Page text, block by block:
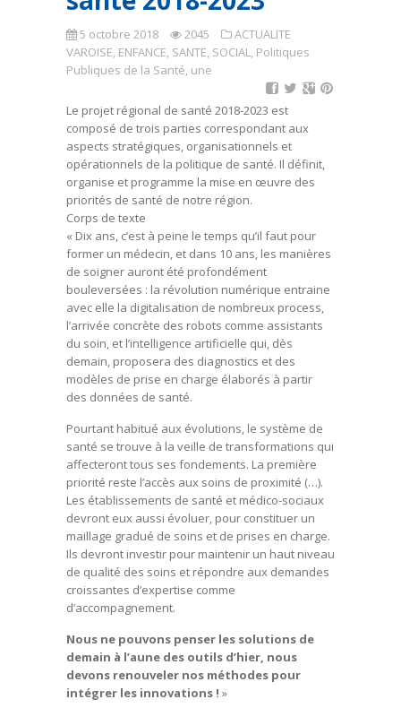
5 octobre 2018 2045
ACTUALITE
VAROISE, ENFANCE, SANTE, SOCIAL, Politiques
Publiques de la Santé, une
Le projet régional de santé 2018-2023 est
composé de trois parties correspondant aux
aspects stratégiques, organisationnels et
opérationnels de la politique de santé. Il définit,
organise et programme la mise en œuvre des
priorités de santé de notre région.
Corps de texte
« Dix ans, c’est à peine le temps qu’il faut pour
former un médecin, et dans 10 ans, les manières
de soigner auront été profondément
bouleversées : la révolution numérique entraine
avec elle la digitalisation de nombreux process,
l’arrivée concrète des robots comme assistants
du soin, et l’intelligence artificielle qui, dès
demain, proposera des diagnostics et des
modèles de prise en charge élaborés à partir
des données de santé.
Pourtant habitué aux évolutions, le système de
santé se trouve à la veille de transformations qui
affecteront tous ses fondements. La première
priorité reste l’accès aux soins de proximité (…).
Les établissements de santé et médico-sociaux
devront eux aussi évoluer, pour constituer un
maillage gradué de soins et de prises en charge.
Ils devront investir pour maintenir un haut niveau
de qualité des soins et répondre aux demandes
croissantes d’expertise comme
d’accompagnement.
Nous ne pouvons penser les solutions de
demain à l’aune des outils d’hier, nous
devons renouveler nos méthodes pour
intégrer les innovations ! »